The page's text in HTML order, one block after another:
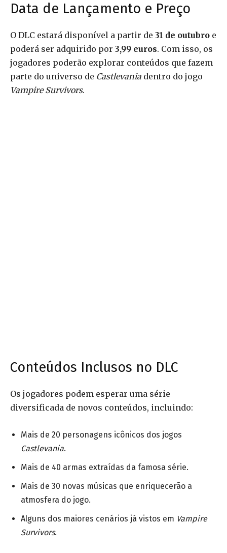
Data de Lançamento e Preço
O DLC estará disponível a partir de 31 de outubro e
poderá ser adquirido por 3,99 euros. Com isso, os
jogadores poderão explorar conteúdos que fazem
parte do universo de Castlevania dentro do jogo
Vampire Survivors.
Conteúdos Inclusos no DLC
Os jogadores podem esperar uma série
diversificada de novos conteúdos, incluindo:
Mais de 20 personagens icônicos dos jogos
Castlevania.
Mais de 40 armas extraídas da famosa série.
Mais de 30 novas músicas que enriquecerão a
atmosfera do jogo.
Alguns dos maiores cenários já vistos em Vampire
Survivors.